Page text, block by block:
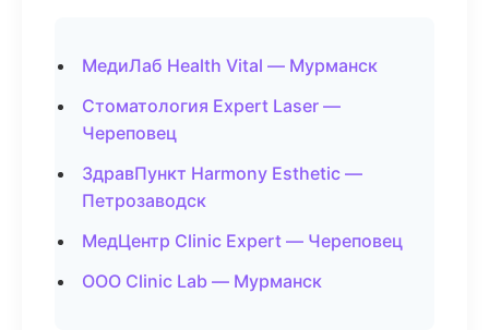
МедиЛаб Health Vital — Мурманск
Стоматология Expert Laser —
Череповец
ЗдравПункт Harmony Esthetic —
Петрозаводск
МедЦентр Clinic Expert — Череповец
ООО Clinic Lab — Мурманск